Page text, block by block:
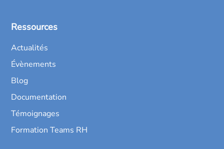
Ressources
Actualités
Évènements
Blog
Documentation
Témoignages
Formation Teams RH